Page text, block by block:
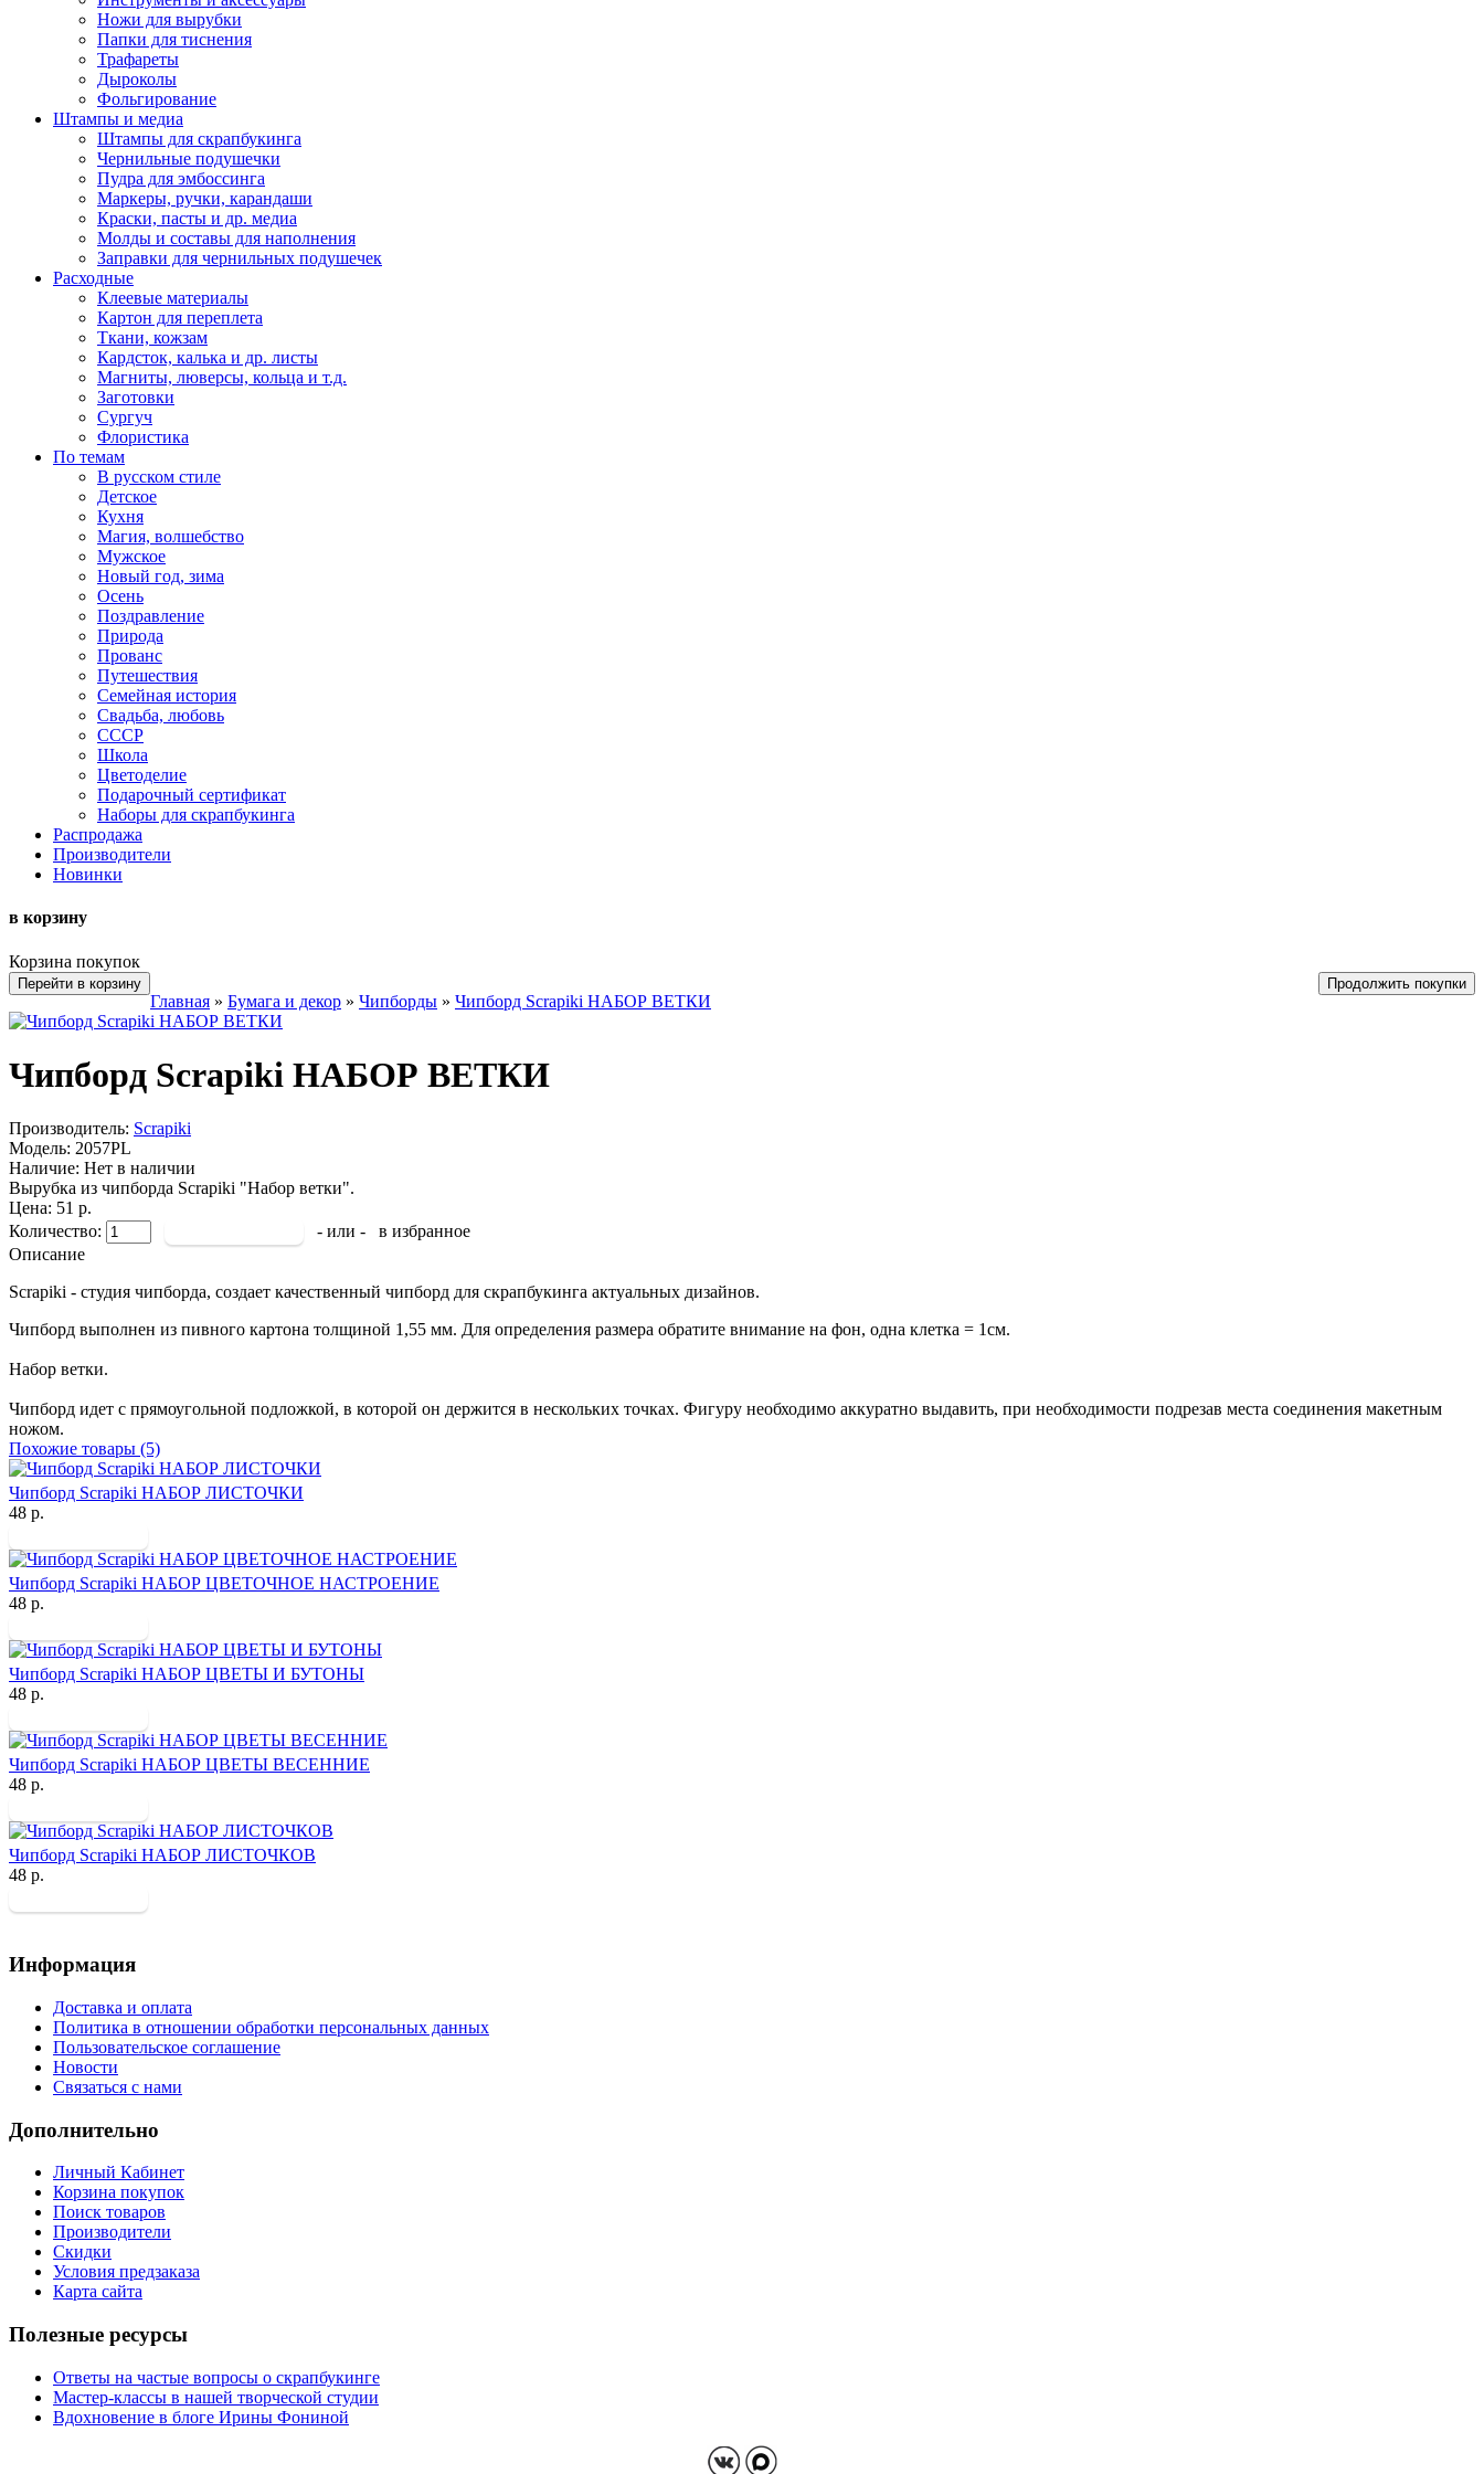
Ножи для вырубки
Папки для тиснения
Трафареты
Дыроколы
Фольгирование
Штампы и медиа
Штампы для скрапбукинга
Чернильные подушечки
Пудра для эмбоссинга
Маркеры, ручки, карандаши
Краски, пасты и др. медиа
Молды и составы для наполнения
Заправки для чернильных подушечек
Расходные
Клеевые материалы
Картон для переплета
Ткани, кожзам
Кардсток, калька и др. листы
Магниты, люверсы, кольца и т.д.
Заготовки
Сургуч
Флористика
По темам
В русском стиле
Детское
Кухня
Магия, волшебство
Мужское
Новый год, зима
Осень
Поздравление
Природа
Прованс
Путешествия
Семейная история
Свадьба, любовь
СССР
Школа
Цветоделие
Подарочный сертификат
Наборы для скрапбукинга
Распродажа
Производители
Новинки
в корзину
Корзина покупок
Перейти в корзину Продолжить покупки
Главная » Бумага и декор » Чипборды » Чипборд Scrapiki НАБОР ВЕТКИ
Чипборд Scrapiki НАБОР ВЕТКИ
Производитель: Scrapiki
Модель: 2057PL
Наличие: Нет в наличии
Вырубка из чипборда Scrapiki "Набор ветки".
Цена: 51 р.
Количество:
- или -
в избранное
Описание
Scrapiki - студия чипборда, создает качественный чипборд для скрапбукинга актуальных дизайнов.
Чипборд выполнен из пивного картона толщиной 1,55 мм. Для определения размера обратите внимание на фон, одна клетка = 1см.
Набор ветки.
Чипборд идет с прямоугольной подложкой, в которой он держится в нескольких точках. Фигуру необходимо аккуратно выдавить, при необходимости подрезав места соединения макетным
ножом.
Похожие товары (5)
Чипборд Scrapiki НАБОР ЛИСТОЧКИ
48 р.
Чипборд Scrapiki НАБОР ЦВЕТОЧНОЕ НАСТРОЕНИЕ
48 р.
Чипборд Scrapiki НАБОР ЦВЕТЫ И БУТОНЫ
48 р.
Чипборд Scrapiki НАБОР ЦВЕТЫ ВЕСЕННИЕ
48 р.
Чипборд Scrapiki НАБОР ЛИСТОЧКОВ
48 р.
Информация
Доставка и оплата
Политика в отношении обработки персональных данных
Пользовательское соглашение
Новости
Связаться с нами
Дополнительно
Личный Кабинет
Корзина покупок
Поиск товаров
Производители
Скидки
Условия предзаказа
Карта сайта
Полезные ресурсы
Ответы на частые вопросы о скрапбукинге
Мастер-классы в нашей творческой студии
Вдохновение в блоге Ирины Фониной